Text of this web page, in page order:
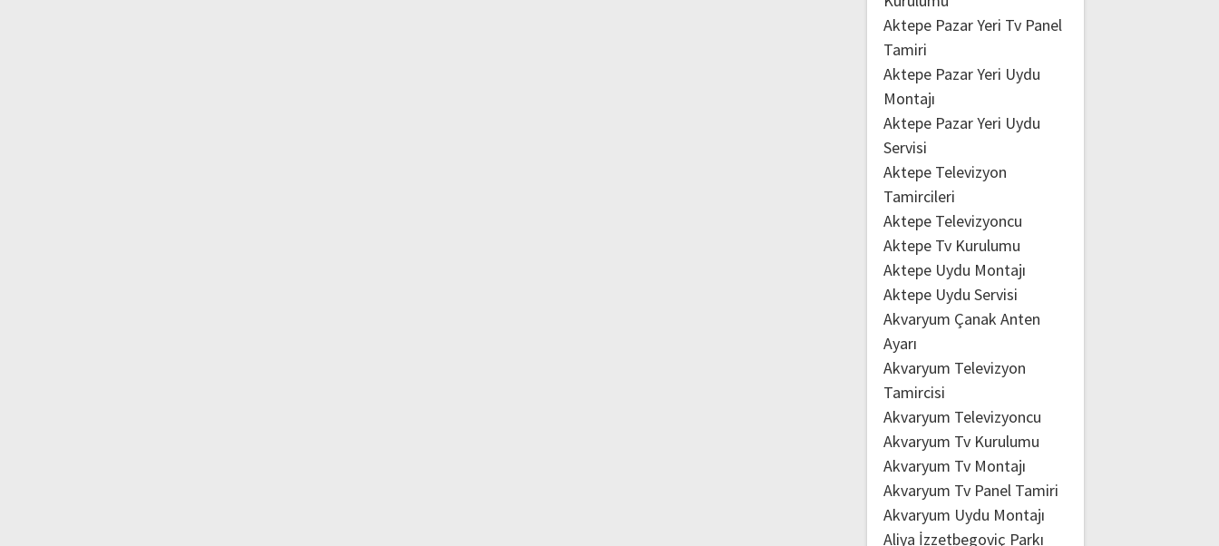
Aktepe Pazar Yeri Tv Panel
Tamiri
Aktepe Pazar Yeri Uydu
Montajı
Aktepe Pazar Yeri Uydu
Servisi
Aktepe Televizyon
Tamircileri
Aktepe Televizyoncu
Aktepe Tv Kurulumu
Aktepe Uydu Montajı
Aktepe Uydu Servisi
Akvaryum Çanak Anten
Ayarı
Akvaryum Televizyon
Tamircisi
Akvaryum Televizyoncu
Akvaryum Tv Kurulumu
Akvaryum Tv Montajı
Akvaryum Tv Panel Tamiri
Akvaryum Uydu Montajı
Aliya İzzetbegoviç Parkı